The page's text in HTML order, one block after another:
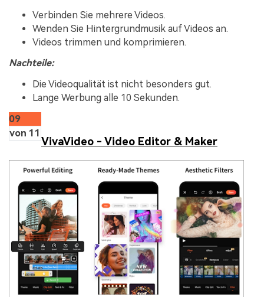
Verbinden Sie mehrere Videos.
Wenden Sie Hintergrundmusik auf Videos an.
Videos trimmen und komprimieren.
Nachteile:
Die Videoqualität ist nicht besonders gut.
Lange Werbung alle 10 Sekunden.
09
von 11
VivaVideo - Video Editor & Maker